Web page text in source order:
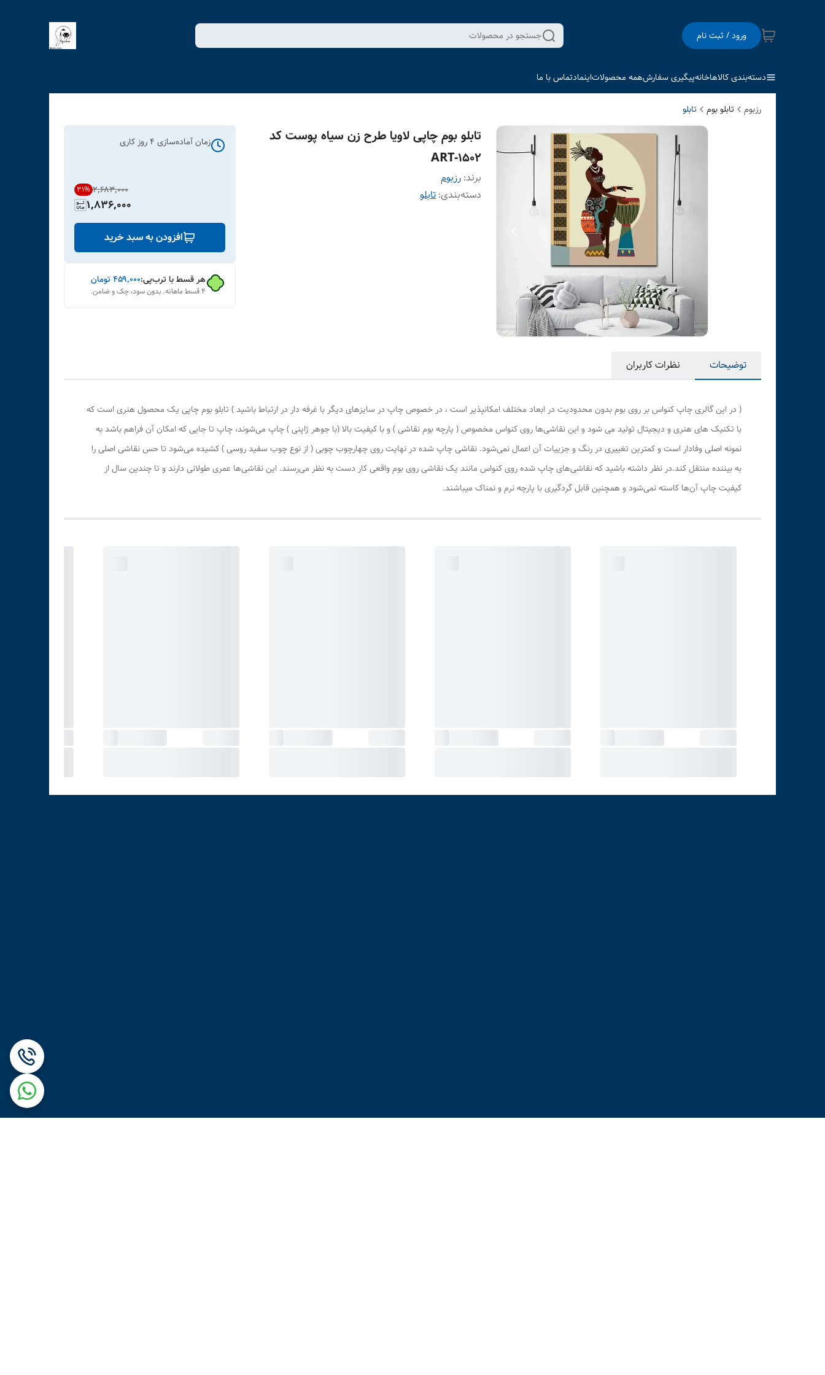
ورود / ثبت نام جستجو در محصولات
دسته‌بندی کالاهاخانهپیگیری سفارشهمه محصولاتاینمادتماس با ما
رزبوم تابلو بوم تابلو
تابلو بوم چاپی لاویا طرح زن سیاه پوست کد
ART-1502
برند: رزبوم
دسته‌بندی:تابلو
زمان آماده‌سازی 4 روز کاری
۲٬۶۸۳٬۰۰۰ 31%
1,836,000
افزودن به سبد خرید
هر قسط با ترب‌پی:۴۵۹٬۰۰۰ تومان
۴ قسط ماهانه. بدون سود، چک و ضامن.
توضیحات نظرات کاربران
( در این گالری چاپ کنواس بر روی بوم بدون محدودیت در ابعاد مختلف امکانپذیر است ، در خصوص چاپ در سایزهای دیگر با غرفه دار در ارتباط باشید ) تابلو بوم چاپی یک محصول هنری است که
با تکنیک های هنری و دیجیتال تولید می شود و این نقاشی‌ها روی کنواس مخصوص ( پارچه بوم نقاشی ) و با کیفیت بالا (با جوهر ژاپنی ) چاپ می‌شوند، چاپ تا جایی که امکان آن فراهم باشد به
نمونه اصلی وفادار است و کمترین تغییری در رنگ و جزییات آن اعمال نمی‌شود. نقاشی چاپ شده در نهایت روی چهارچوب چوبی ( از نوع چوب سفید روسی ) کشیده می‌شود تا حس نقاشی اصلی را
به بیننده منتقل کند.در نظر داشته باشید که نقاشی‌های چاپ شده روی کنواس مانند یک نقاشی روی بوم واقعی کار دست به نظر می‌رسند. این نقاشی‌ها عمری طولانی دارند و تا چندین سال از
کیفیت چاپ آن‌ها کاسته نمی‌شود و همچنین قابل گردگیری با پارچه نرم و نمناک میباشند.